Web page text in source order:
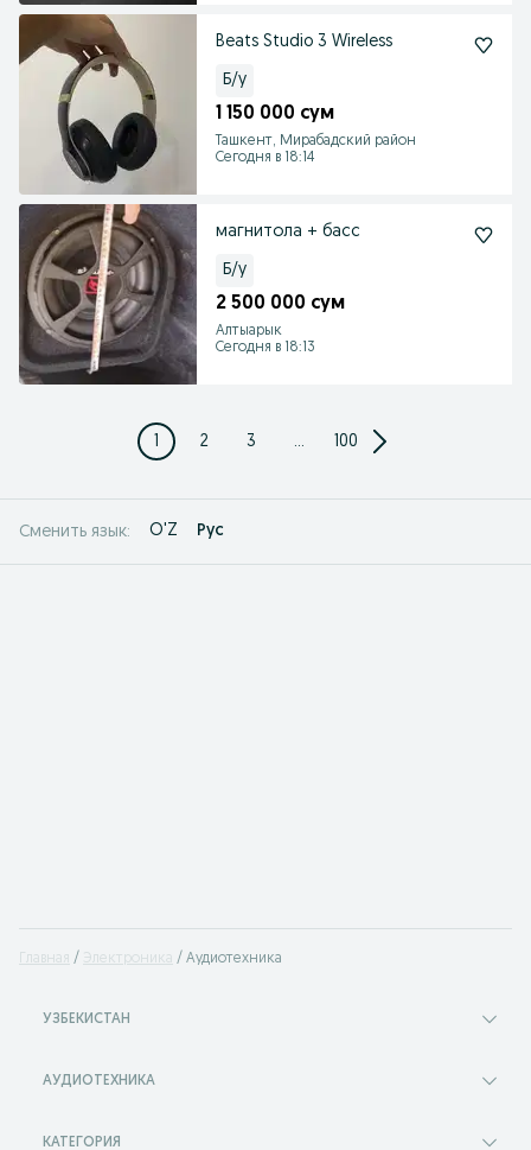
Beats Studio 3 Wireless
Б/у
1 150 000 сум
Ташкент, Мирабадский район
Сегодня в 18:14
магнитола + басс
Б/у
2 500 000 сум
Алтыарык
Сегодня в 18:13
1 2 3 ... 100
Сменить язык: O'Z Рус
Главная Электроника Аудиотехника
УЗБЕКИСТАН
АУДИОТЕХНИКА
КАТЕГОРИЯ